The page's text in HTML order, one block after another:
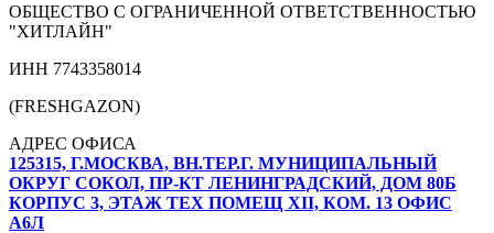
ОБЩЕСТВО С ОГРАНИЧЕННОЙ ОТВЕТСТВЕННОСТЬЮ
"ХИТЛАЙН"
ИНН 7743358014
(FRESHGAZON)
АДРЕС ОФИСА
125315, Г.МОСКВА, ВН.ТЕР.Г. МУНИЦИПАЛЬНЫЙ
ОКРУГ СОКОЛ, ПР-КТ ЛЕНИНГРАДСКИЙ, ДОМ 80Б
КОРПУС 3, ЭТАЖ ТЕХ ПОМЕЩ XII, КОМ. 13 ОФИС
А6Л